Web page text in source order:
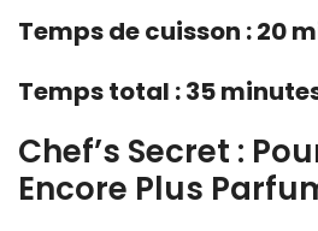
Temps de cuisson : 20
Temps total : 35
Chef’s Secret :
Encore Plus